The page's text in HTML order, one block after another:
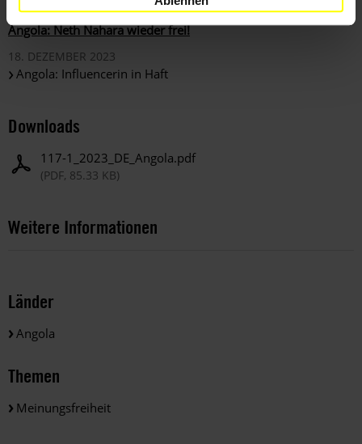
06. FEBRUAR 2025
Angola: Neth Nahara wieder frei!
18. DEZEMBER 2023
Angola: Influencerin in Haft
Downloads
117-1_2023_DE_Angola.pdf
(PDF, 85.33 KB)
Weitere Informationen
Länder
Angola
Themen
Meinungsfreiheit